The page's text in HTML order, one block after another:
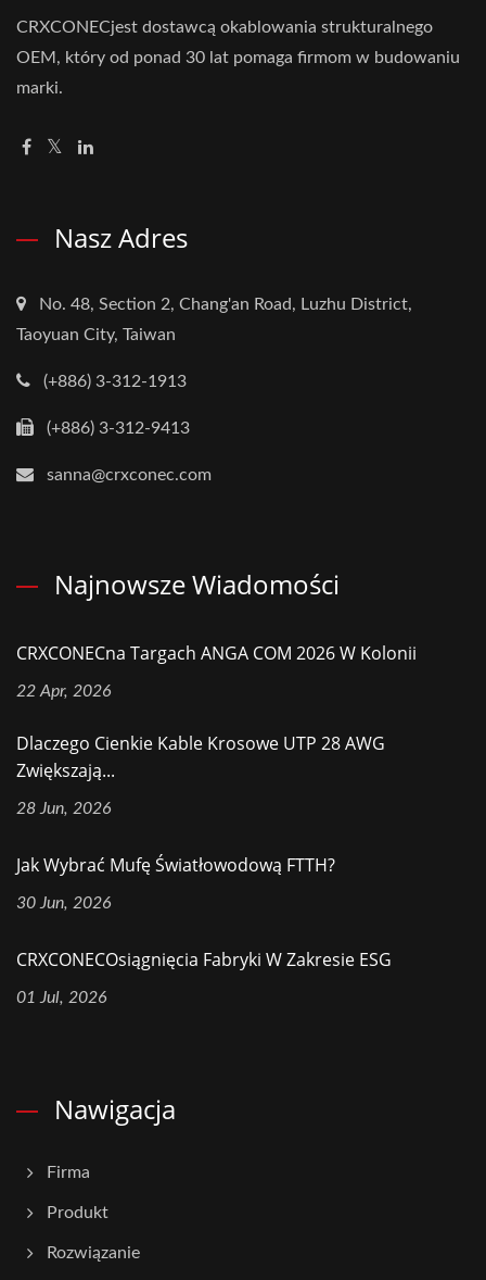
CRXCONECjest dostawcą okablowania strukturalnego
OEM, który od ponad 30 lat pomaga firmom w budowaniu
marki.
Nasz Adres
No. 48, Section 2, Chang'an Road, Luzhu District,
Taoyuan City, Taiwan
(+886) 3-312-1913
(+886) 3-312-9413
sanna@crxconec.com
Najnowsze Wiadomości
CRXCONECna Targach ANGA COM 2026 W Kolonii
22 Apr, 2026
Dlaczego Cienkie Kable Krosowe UTP 28 AWG
Zwiększają...
28 Jun, 2026
Jak Wybrać Mufę Światłowodową FTTH?
30 Jun, 2026
CRXCONECOsiągnięcia Fabryki W Zakresie ESG
01 Jul, 2026
Nawigacja
Firma
Produkt
Rozwiązanie